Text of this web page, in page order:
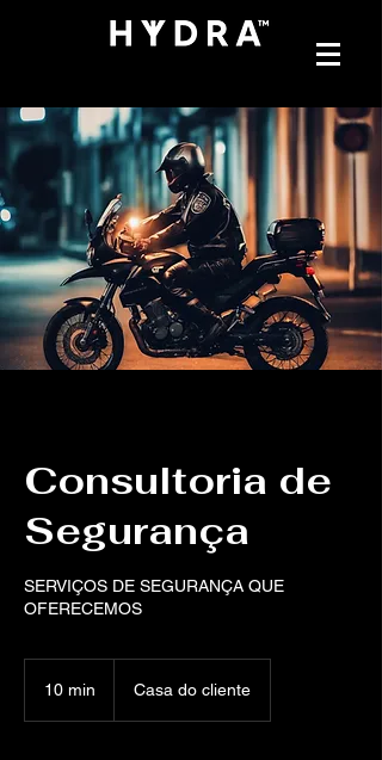
Consultoria de
Segurança
SERVIÇOS DE SEGURANÇA QUE
OFERECEMOS
10 min Casa do cliente